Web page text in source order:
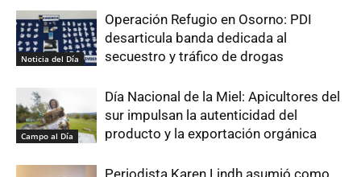
Noticia del Día
Operación Refugio en Osorno: PDI
desarticula banda dedicada al
secuestro y tráfico de drogas
Campo al Día
Día Nacional de la Miel: Apicultores del
sur impulsan la autenticidad del
producto y la exportación orgánica
Periodista Karen Lindh asumió como